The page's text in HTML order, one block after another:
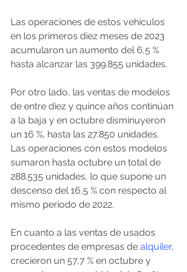
Las operaciones de estos vehículos
en los primeros diez meses de 2023
acumularon un aumento del 6,5 %
hasta alcanzar las 399.855 unidades.
Por otro lado, las ventas de modelos
de entre diez y quince años continúan
a la baja y en octubre disminuyeron
un 16 %, hasta las 27.850 unidades.
Las operaciones con estos modelos
sumaron hasta octubre un total de
288.535 unidades, lo que supone un
descenso del 16,5 % con respecto al
mismo periodo de 2022.
En cuanto a las ventas de usados
procedentes de empresas de alquiler,
crecieron un 57,7 % en octubre y